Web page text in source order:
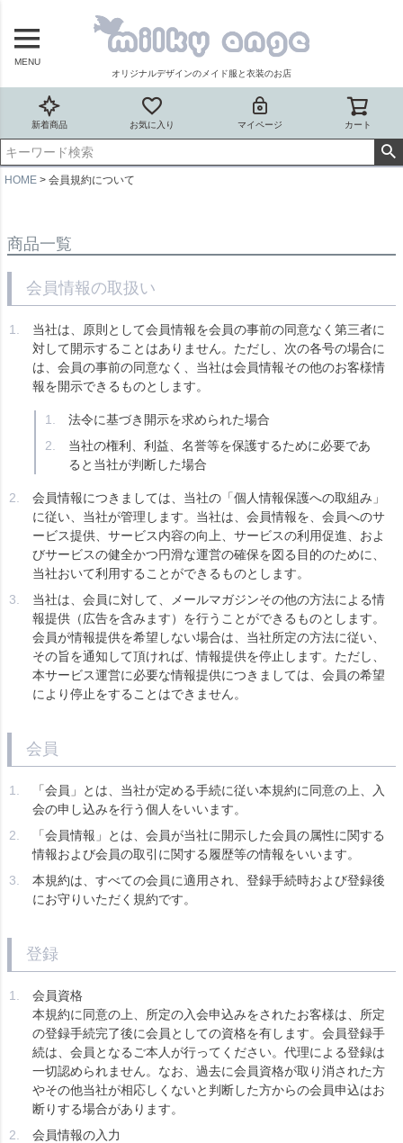
MENU
オリジナルデザインのメイド服と衣装のお店
新着商品 お気に入り マイページ カート
HOME 会員規約について
商品一覧
会員情報の取扱い
当社は、原則として会員情報を会員の事前の同意なく第三者に
対して開示することはありません。ただし、次の各号の場合に
は、会員の事前の同意なく、当社は会員情報その他のお客様情
報を開示できるものとします。
法令に基づき開示を求められた場合
当社の権利、利益、名誉等を保護するために必要であ
ると当社が判断した場合
会員情報につきましては、当社の「個人情報保護への取組み」
に従い、当社が管理します。当社は、会員情報を、会員へのサ
ービス提供、サービス内容の向上、サービスの利用促進、およ
びサービスの健全かつ円滑な運営の確保を図る目的のために、
当社おいて利用することができるものとします。
当社は、会員に対して、メールマガジンその他の方法による情
報提供（広告を含みます）を行うことができるものとします。
会員が情報提供を希望しない場合は、当社所定の方法に従い、
その旨を通知して頂ければ、情報提供を停止します。ただし、
本サービス運営に必要な情報提供につきましては、会員の希望
により停止をすることはできません。
会員
「会員」とは、当社が定める手続に従い本規約に同意の上、入
会の申し込みを行う個人をいいます。
「会員情報」とは、会員が当社に開示した会員の属性に関する
情報および会員の取引に関する履歴等の情報をいいます。
本規約は、すべての会員に適用され、登録手続時および登録後
にお守りいただく規約です。
登録
会員資格
本規約に同意の上、所定の入会申込みをされたお客様は、所定
の登録手続完了後に会員としての資格を有します。会員登録手
続は、会員となるご本人が行ってください。代理による登録は
一切認められません。なお、過去に会員資格が取り消された方
やその他当社が相応しくないと判断した方からの会員申込はお
断りする場合があります。
会員情報の入力